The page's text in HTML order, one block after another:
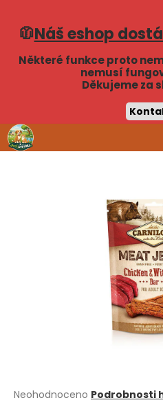
🧥Náš eshop
Některé funkce proto
nemusí
Děkujeme za
Přejít
na
obsah
Průměrné
Neohodnoceno Podrobnosti
Zpět
Zpět
o
t
?